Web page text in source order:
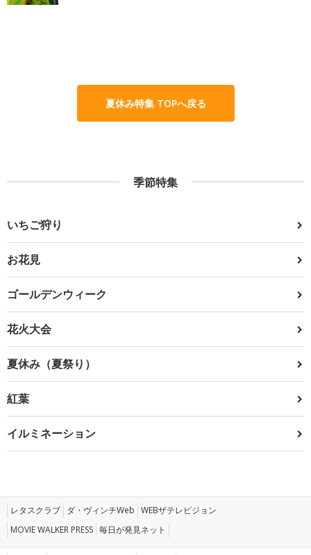
夏休み特集 TOPへ戻る
季節特集
いちご狩り
お花見
ゴールデンウィーク
花火大会
夏休み（夏祭り）
紅葉
イルミネーション
レタスクラブ ダ・ヴィンチWeb WEBザテレビジョン
MOVIE WALKER PRESS 毎日が発見ネット